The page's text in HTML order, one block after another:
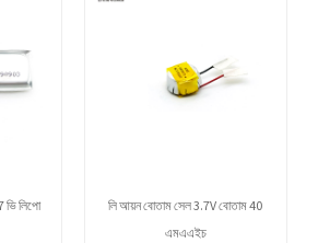
লিপো
লি আয়ন বোতাম সেল 3.7V বোতাম 40
এমএএইচ